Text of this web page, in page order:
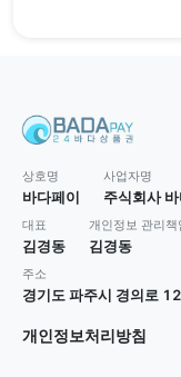
상호명
바다페이
사업자명
주식회사
대표
김경동
개인정보 관리책
김경동
주소
경기도 파주시 경의로
개인정보처리방침